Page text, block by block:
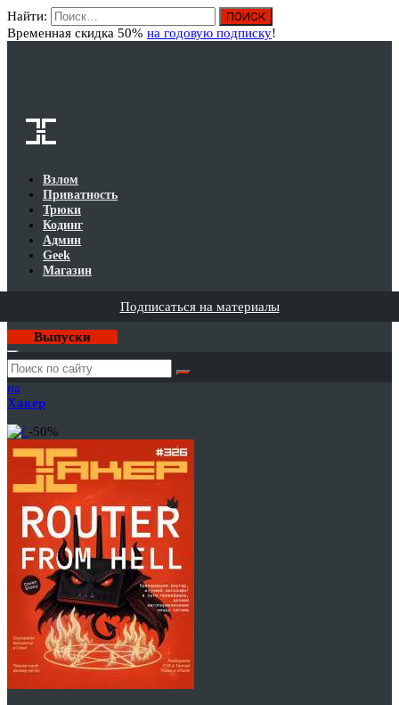
Найти:
Временная скидка 50% на годовую подписку!
Взлом
Приватность
Трюки
Кодинг
Админ
Geek
Магазин
Подписаться на материалы
Выпуски
Годовая
подписка
на
Хакер
-50%